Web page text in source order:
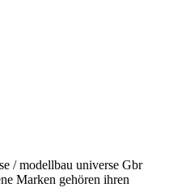
/ modellbau universe Gbr
Marken gehören ihren